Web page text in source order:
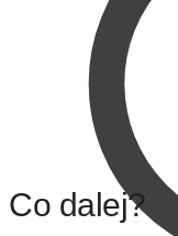
Co dalej?